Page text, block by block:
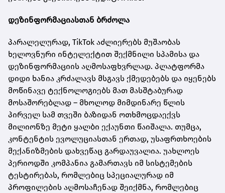
დეზინფორმაციასთან ბრძოლა
პარალელურად, TikTok აძლიერებს მუშაობას
ხელოვნური ინტელექტით შექმნილი სპამისა და
დეზინფორმაციის აღმოსაფხვრლად. პლატფორმა
დიდი ხანია კრძალავს მსგავს ქმედებებს და იყენებს
მოწინავე ტექნოლოგიებს მათ მასშტაბურად
მოსაშორებლად – მხოლოდ მიმდინარე წლის
პირველ სამ თვეში ბაზიდან ოთხმოცდაექვს
მილიონზე მეტი ყალბი ექაუნთი წაიშალა. თუმცა,
კონტენტის ევოლუციასთან ერთად, უსაფრთხოების
მექანიზმების დახვეწაც გარდაუვალია. უახლოეს
პერიოდში კომპანია გამართავს იმ სისტემების
ტესტირებას, რომლებიც სპეციალურად იმ
პროფილების აღმოსაჩენად შეიქმნა, რომლებიც